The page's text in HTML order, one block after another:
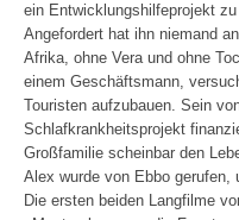
ein Entwicklungshilfeprojekt
Angefordert hat ihn niemand
Afrika, ohne Vera und ohne
einem Geschäftsmann,
Touristen aufzubauen. Sein
Schlafkrankheitsprojekt
Großfamilie scheinbar den
Alex wurde von Ebbo
Die ersten beiden Langfilme